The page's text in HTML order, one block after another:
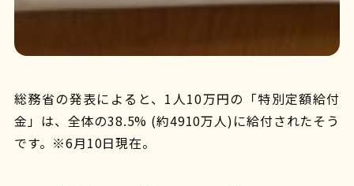
総務省の発表によると、1人10万円の「特別定額給付
金」は、全体の38.5% (約4910万人)に給付されたそう
です。※6月10日現在。